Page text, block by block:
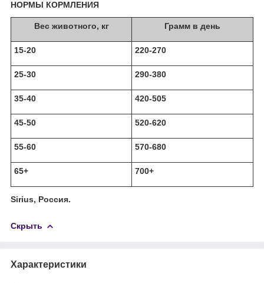
НОРМЫ КОРМЛЕНИЯ
Вес животного, кг Грамм в день
15-20 220-270
25-30 290-380
35-40 420-505
45-50 520-620
55-60 570-680
65+ 700+
Sirius, Россия.
Скрыть
Характеристики